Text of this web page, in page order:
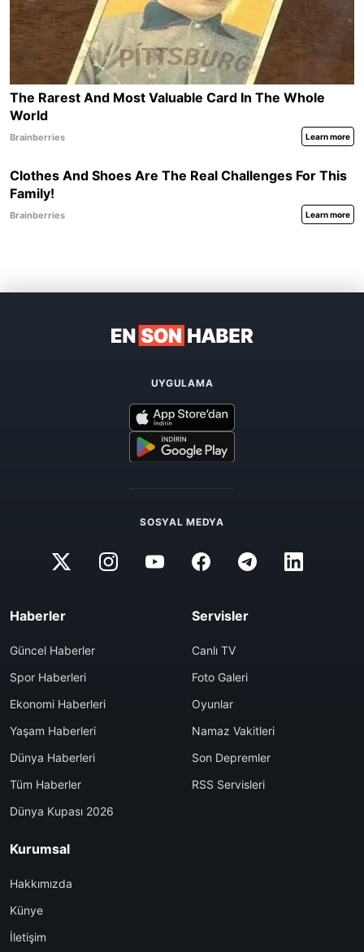
UYGULAMA
SOSYAL MEDYA
Haberler
Güncel Haberler
Spor Haberleri
Ekonomi Haberleri
Yaşam Haberleri
Dünya Haberleri
Tüm Haberler
Dünya Kupası 2026
Servisler
Canlı TV
Foto Galeri
Oyunlar
Namaz Vakitleri
Son Depremler
RSS Servisleri
Kurumsal
Hakkımızda
Künye
İletişim